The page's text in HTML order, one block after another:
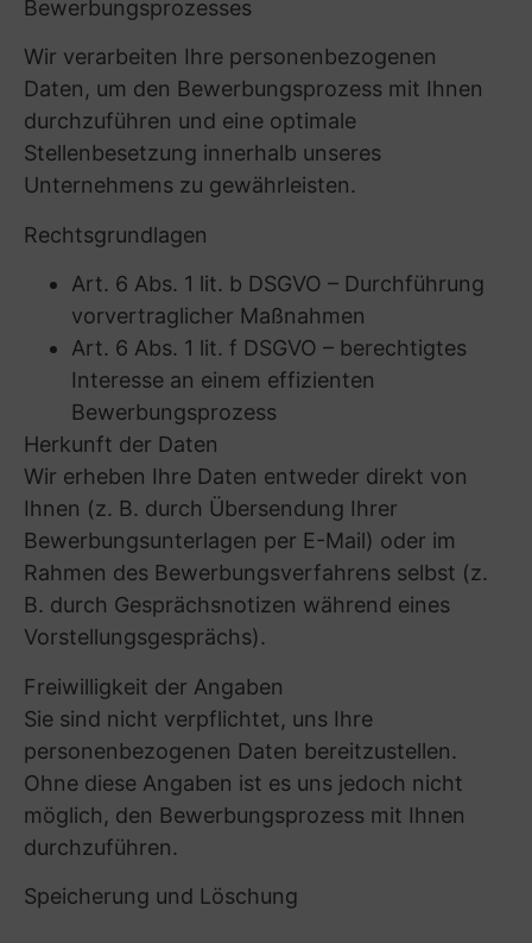
erhalten ggf. Zugriff auf Ihre
personenbezogenen Daten:
– Dienstleister für den Betrieb unserer
Webseite und die Verarbeitung der durch die
Systeme gespeicherten oder übermittelten
Daten (z.B. für Rechenzentrumsleistungen,
Zahlungsabwicklungen, IT-Sicherheit).
Art. 6 Abs. 1 S. 1 lit. b oder lit. f DSGVO, soweit
es sich nicht um Auftragsverarbeiter handelt;
– Staatliche Stellen/Behörden, soweit dies
zur Erfüllung einer gesetzlichen Verpflichtung
erforderlich ist. Rechtsgrundlage für die
Weitergabe ist dann Art. 6 Abs. 1 S. 1 lit. c
DSGVO;
– Zur Durchführung unseres
Geschäftsbetriebs eingesetzte Personen (z.B.
Auditoren, Banken, Versicherungen,
Rechtsberater, Aufsichtsbehörden, Beteiligte
bei Unternehmenskäufen oder der Gründung
von Gemeinschaftsunternehmen).
Rechtsgrundlage für die Weitergabe ist dann
Art. 6 Abs. 1 S. 1 lit. b oder lit. f DSGVO.
Zu den Gewährleistungen eines angemessenen
Datenschutzniveaus bei einer Weitergabe der
Daten in Drittländer siehe A.(8).